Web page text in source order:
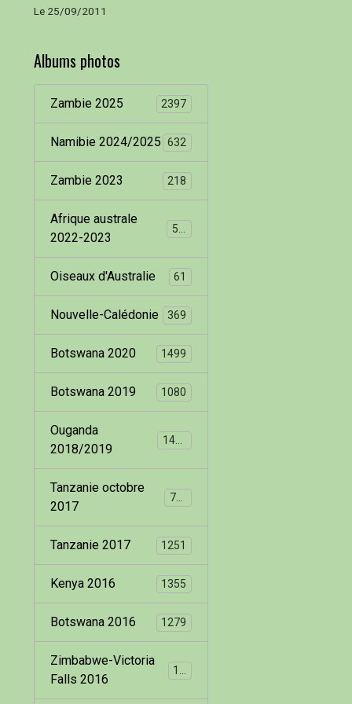
Le 25/09/2011
Albums photos
Zambie 2025 2397
Namibie 2024/2025 632
Zambie 2023 218
Afrique australe
2022-2023
Oiseaux d'Australie 61
Nouvelle-Calédonie 369
Botswana 2020 1499
Botswana 2019 1080
Ouganda
2018/2019
Tanzanie octobre
2017
799
Tanzanie 2017 1251
Kenya 2016 1355
Botswana 2016 1279
Zimbabwe-Victoria
Falls 2016